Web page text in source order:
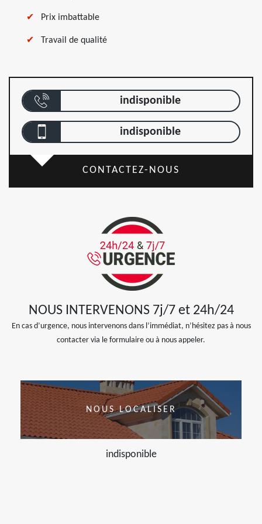
Prix imbattable
Travail de qualité
indisponible
indisponible
CONTACTEZ-NOUS
NOUS INTERVENONS 7j/7 et 24h/24
En cas d’urgence, nous intervenons dans l’immédiat, n’hésitez pas à nous
contacter via le formulaire ou à nous appeler.
NOUS LOCALISER
indisponible